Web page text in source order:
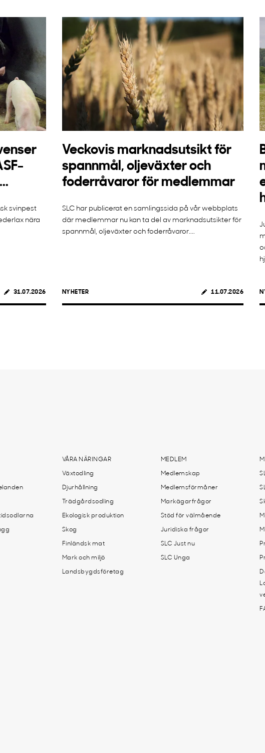
svinpest
nära
31.07.2026
Veckovis marknadsutsikt för
spannmål, oljeväxter och
foderråvaror för medlemmar
SLC har publicerat en samlingssida på vår webbplats
där medlemmar nu kan ta del av marknadsutsikter för
spannmål, oljeväxter och foderråvaror....
NYHETER 11.07.2026
VÅRA NÄRINGAR
Växtodling
Djurhållning
Trädgårdsodling
Ekologisk produktion
Skog
Finländsk mat
Mark och miljö
Landsbygdsföretag
MEDLEM
Medlemskap
Medlemsförmåner
Markägarfrågor
Stöd för välmående
Juridiska frågor
SLC Just nu
SLC Unga